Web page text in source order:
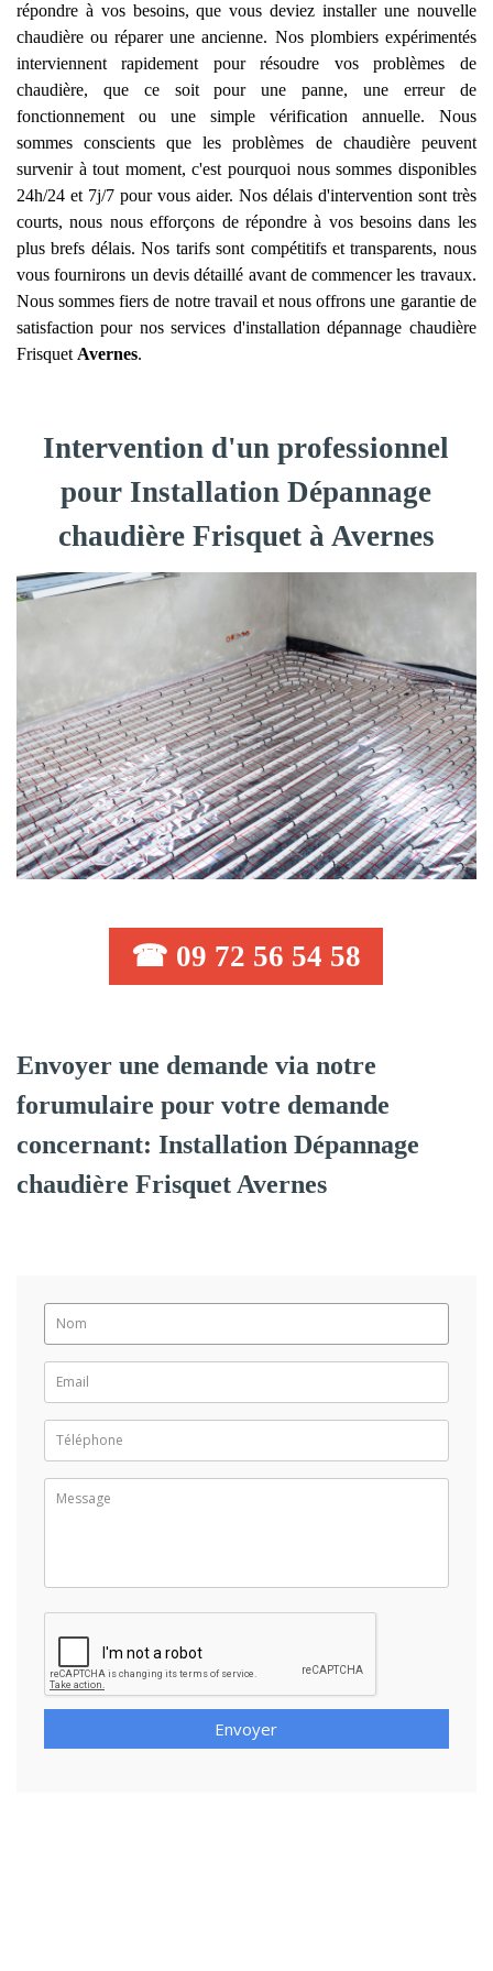
répondre à vos besoins, que vous deviez installer une nouvelle
chaudière ou réparer une ancienne. Nos plombiers expérimentés
interviennent rapidement pour résoudre vos problèmes de
chaudière, que ce soit pour une panne, une erreur de
fonctionnement ou une simple vérification annuelle. Nous
sommes conscients que les problèmes de chaudière peuvent
survenir à tout moment, c'est pourquoi nous sommes disponibles
24h/24 et 7j/7 pour vous aider. Nos délais d'intervention sont très
courts, nous nous efforçons de répondre à vos besoins dans les
plus brefs délais. Nos tarifs sont compétitifs et transparents, nous
vous fournirons un devis détaillé avant de commencer les travaux.
Nous sommes fiers de notre travail et nous offrons une garantie de
satisfaction pour nos services d'installation dépannage chaudière
Frisquet Avernes.
Intervention d'un professionnel
pour Installation Dépannage
chaudière Frisquet à Avernes
☎ 09 72 56 54 58
Envoyer une demande via notre
forumulaire pour votre demande
concernant: Installation Dépannage
chaudière Frisquet Avernes
Envoyer